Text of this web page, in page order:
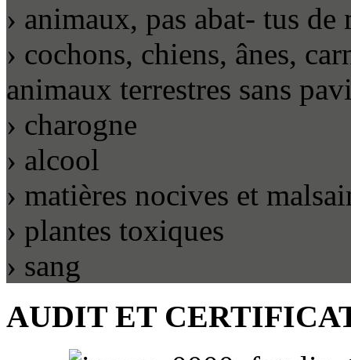
› animaux, pas abat- tus
› cochons, chiens, ânes,
animaux terrestres sans
› charogne
› alcool
› matières nocives et
› plantes toxiques
› sang
AUDIT ET